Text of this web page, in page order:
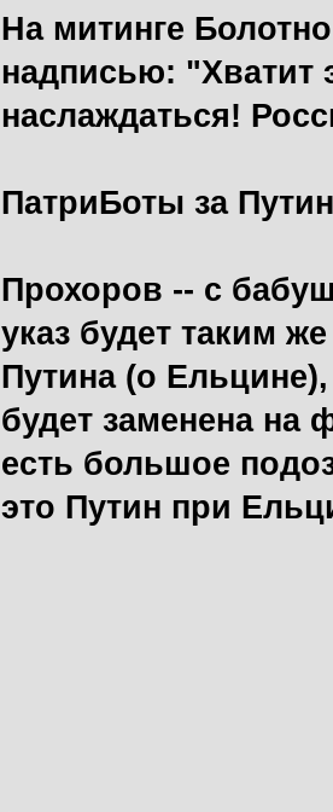
На митинге
надписью: "Хватит
наслаждаться!
ПатриБоты за
Прохоров -- с
указ будет таким
Путина (о
будет заменена
есть большое
это Путин при